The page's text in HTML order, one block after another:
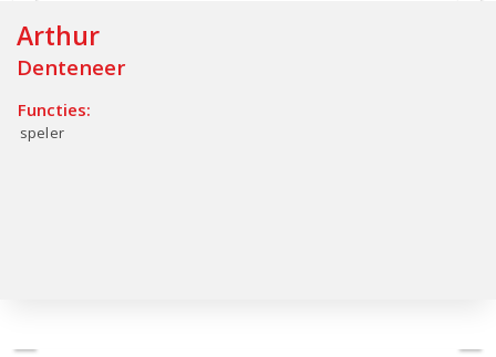
Arthur
Denteneer
Functies:
speler